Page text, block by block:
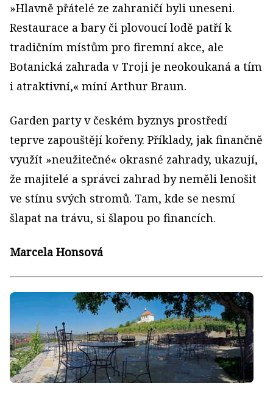
»Hlavně přátelé ze zahraničí byli uneseni.
Restaurace a bary či plovoucí lodě patří k
tradičním místům pro firemní akce, ale
Botanická zahrada v Troji je neokoukaná a tím
i atraktivní,« míní Arthur Braun.
Garden party v českém byznys prostředí
teprve zapouštějí kořeny. Příklady, jak finančně
využít »neužitečné« okrasné zahrady, ukazují,
že majitelé a správci zahrad by neměli lenošit
ve stínu svých stromů. Tam, kde se nesmí
šlapat na trávu, si šlapou po financích.
Marcela Honsová